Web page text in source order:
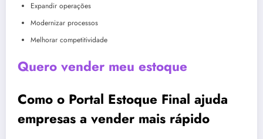
Expandir operações
Modernizar processos
Melhorar competitividade
Quero vender meu estoque
Como o Portal Estoque Final ajuda
empresas a vender mais rápido